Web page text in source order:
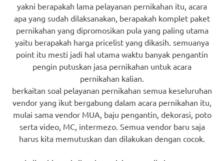
yakni berapakah lama pelayanan pernikahan itu, acara
apa yang sudah dilaksanakan, berapakah komplet paket
pernikahan yang dipromosikan pula yang paling utama
yaitu berapakah harga pricelist yang dikasih. semuanya
point itu mesti jadi hal utama waktu banyak pengantin
pengin putuskan jasa pernikahan untuk acara
pernikahan kalian.
berkaitan soal pelayanan pernikahan semua keseluruhan
vendor yang ikut bergabung dalam acara pernikahan itu,
mulai sama vendor MUA, baju pengantin, dekorasi, poto
serta video, MC, intermezo. Semua vendor baru saja
harus kita memutuskan dan dilakukan dengan cocok.